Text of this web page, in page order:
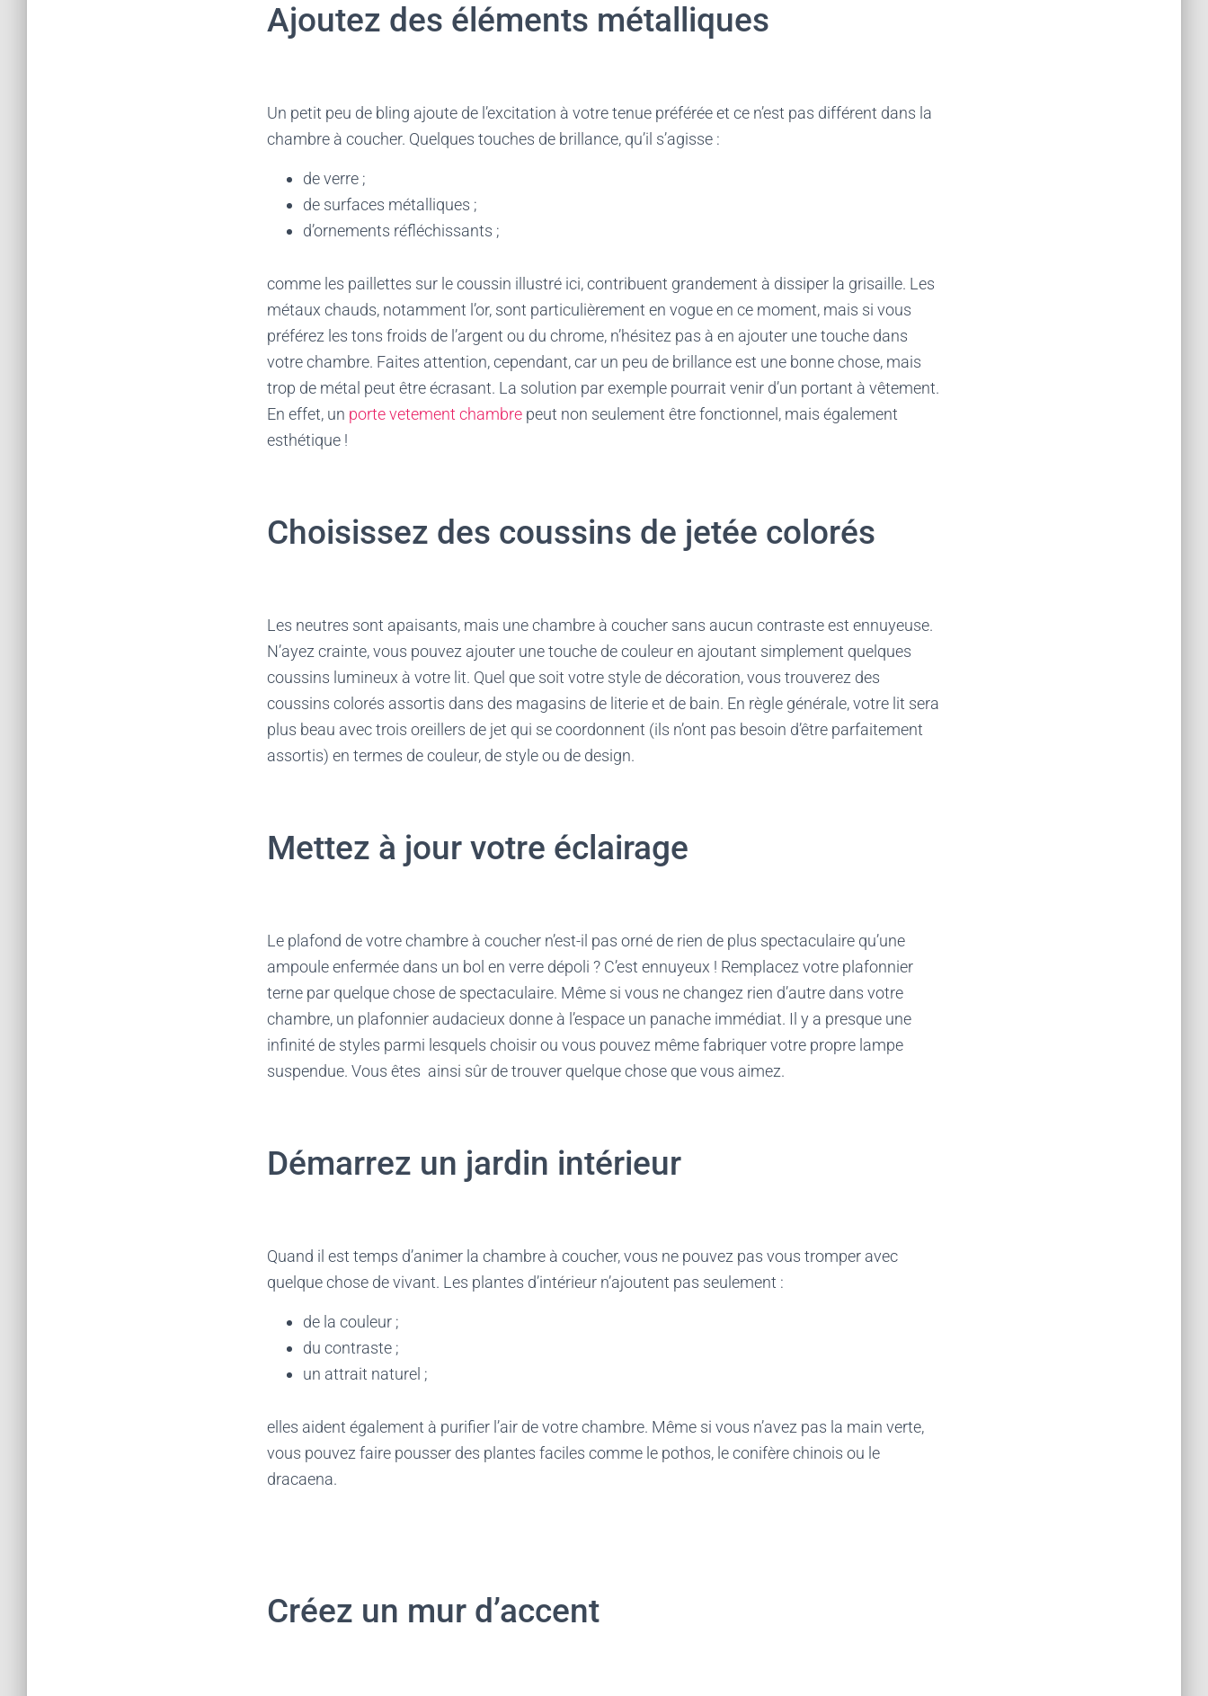
Ajoutez des éléments métalliques
Un petit peu de bling ajoute de l’excitation à votre tenue préférée et ce n’est pas différent dans la
chambre à coucher. Quelques touches de brillance, qu’il s’agisse :
de verre ;
de surfaces métalliques ;
d’ornements réfléchissants ;
comme les paillettes sur le coussin illustré ici, contribuent grandement à dissiper la grisaille. Les
métaux chauds, notamment l’or, sont particulièrement en vogue en ce moment, mais si vous
préférez les tons froids de l’argent ou du chrome, n’hésitez pas à en ajouter une touche dans
votre chambre. Faites attention, cependant, car un peu de brillance est une bonne chose, mais
trop de métal peut être écrasant. La solution par exemple pourrait venir d’un portant à vêtement.
En effet, un porte vetement chambre peut non seulement être fonctionnel, mais également
esthétique !
Choisissez des coussins de jetée colorés
Les neutres sont apaisants, mais une chambre à coucher sans aucun contraste est ennuyeuse.
N’ayez crainte, vous pouvez ajouter une touche de couleur en ajoutant simplement quelques
coussins lumineux à votre lit. Quel que soit votre style de décoration, vous trouverez des
coussins colorés assortis dans des magasins de literie et de bain. En règle générale, votre lit sera
plus beau avec trois oreillers de jet qui se coordonnent (ils n’ont pas besoin d’être parfaitement
assortis) en termes de couleur, de style ou de design.
Mettez à jour votre éclairage
Le plafond de votre chambre à coucher n’est-il pas orné de rien de plus spectaculaire qu’une
ampoule enfermée dans un bol en verre dépoli ? C’est ennuyeux ! Remplacez votre plafonnier
terne par quelque chose de spectaculaire. Même si vous ne changez rien d’autre dans votre
chambre, un plafonnier audacieux donne à l’espace un panache immédiat. Il y a presque une
infinité de styles parmi lesquels choisir ou vous pouvez même fabriquer votre propre lampe
suspendue. Vous êtes ainsi sûr de trouver quelque chose que vous aimez.
Démarrez un jardin intérieur
Quand il est temps d’animer la chambre à coucher, vous ne pouvez pas vous tromper avec
quelque chose de vivant. Les plantes d’intérieur n’ajoutent pas seulement :
de la couleur ;
du contraste ;
un attrait naturel ;
elles aident également à purifier l’air de votre chambre. Même si vous n’avez pas la main verte,
vous pouvez faire pousser des plantes faciles comme le pothos, le conifère chinois ou le
dracaena.
Créez un mur d’accent